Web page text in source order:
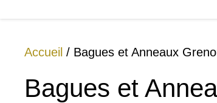
Accueil / Bagues et Anneaux
Bagues et